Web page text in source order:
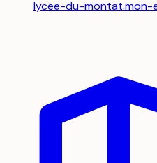
lycee-du-montat.mon-